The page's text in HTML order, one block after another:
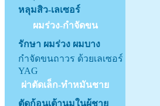
หลุมสิว-เลเซอร์
ผมร่วง-กำจัดขน
รักษา ผมร่วง ผมบาง
กำจัดขนถาวร ด้วยเลเซอร์
YAG
ผ่าตัดเล็ก-ทำหมันชาย
ตัดก้อนเต้านมในผู้ชาย